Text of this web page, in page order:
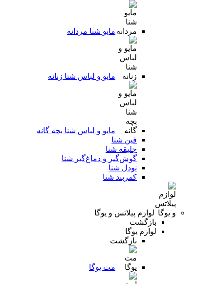
مایو شنا مردانه
مایو و لباس شنا زنانه
مایو و لباس شنا بچه گانه
فین شنا
جلیقه شنا
گوش‌گیر و دماغ‌گیر شنا
نودل شنا
کمربند شنا
لوازم پیلاتس و یوگا
بازگشت
لوازم یوگا
بازگشت
مت یوگا